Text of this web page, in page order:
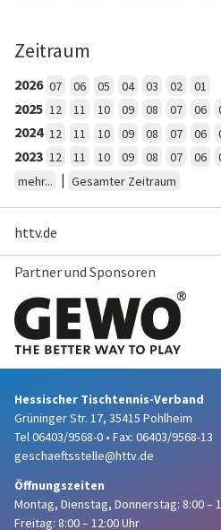
Zeitraum
2026 07 06 05 04 03 02 01
2025 12 11 10 09 08 07 06
2024 12 11 10 09 08 07 06
2023 12 11 10 09 08 07 06
mehr...
| Gesamter Zeitraum
httv.de
Partner und Sponsoren
Hessischer Tischtennis-Verband
Grüninger Str. 17, 35415 Pohlheim
Tel 06403/9568-0 • Fax: 06403/9568-13
geschaeftsstelle@httv.de
Öffnungszeiten
Montag, Dienstag, Donnerstag: 8:00 –
Freitag: 8:00 – 12:00 Uhr